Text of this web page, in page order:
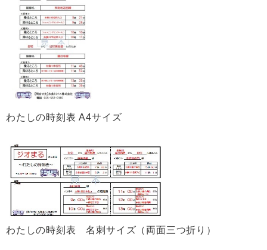
わたしの時刻表 A4サイズ
わたしの時刻表 名刺サイズ（両面三つ折り）